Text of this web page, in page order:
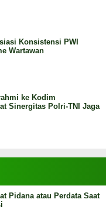
Konsistensi PWI
Wartawan
ke Kodim
Sinergitas Polri-TNI Jaga
Pidana atau Perdata Saat